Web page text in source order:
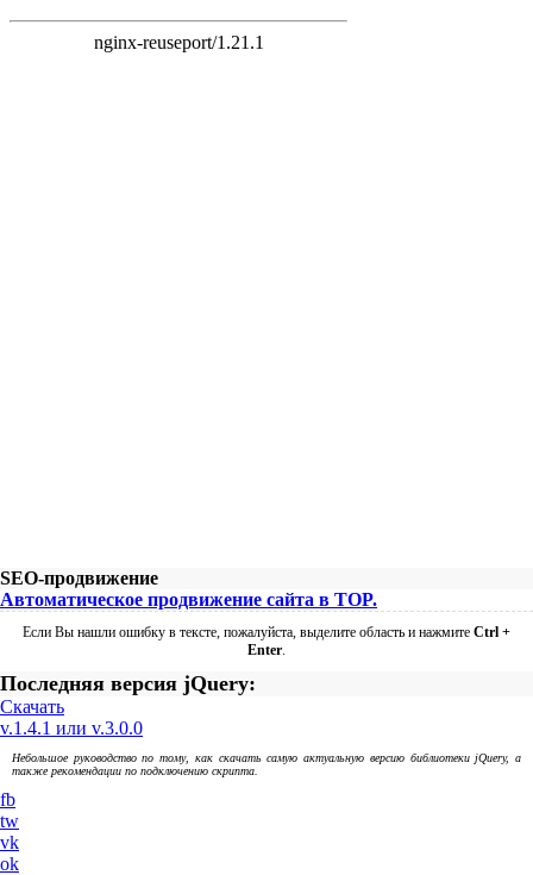
SEO-продвижение
Автоматическое продвижение сайта в TOP.
Если Вы нашли ошибку в тексте, пожалуйста, выделите область и нажмите Ctrl +
Enter
Последняя версия jQuery:
Скачать
v.1.4.1 или v.3.0.0
Небольшое руководство по тому, как скачать самую актуальную версию библиотеки jQuery, а
также рекомендации по подключению скрипта.
fb
tw
vk
ok